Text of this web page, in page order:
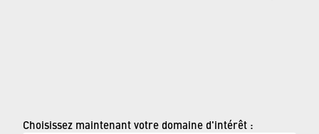
Choisissez maintenant votre domaine d'intérêt :
Mentions légales